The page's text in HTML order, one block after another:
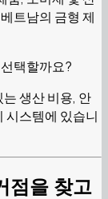
트남의 금형 제
택할까요?
생산 비용, 안
시스템에 있습니
점을 찾고